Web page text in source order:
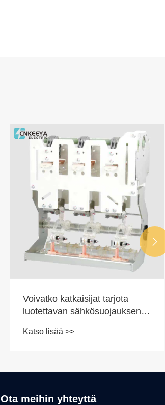
Voivatko katkaisijat tarjota
luotettavan sähkösuojauksen
Katso lisää >>

Ota meihin yhteyttä